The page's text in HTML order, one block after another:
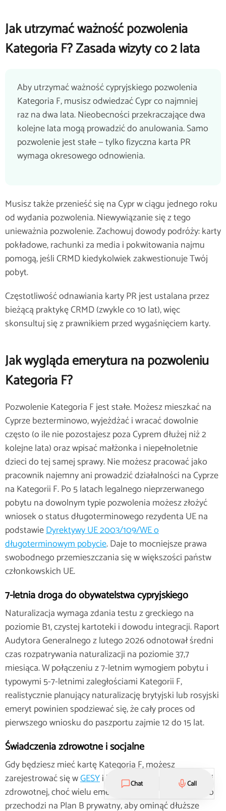
Jak utrzymać ważność pozwolenia
Kategoria F? Zasada wizyty co 2 lata
Aby utrzymać ważność cypryjskiego pozwolenia
Kategoria F, musisz odwiedzać Cypr co najmniej
raz na dwa lata. Nieobecności przekraczające dwa
kolejne lata mogą prowadzić do anulowania. Samo
pozwolenie jest stałe — tylko fizyczna karta PR
wymaga okresowego odnowienia.
Musisz także przenieść się na Cypr w ciągu jednego roku
od wydania pozwolenia. Niewywiązanie się z tego
unieważnia pozwolenie. Zachowuj dowody podróży: karty
pokładowe, rachunki za media i pokwitowania najmu
pomogą, jeśli CRMD kiedykolwiek zakwestionuje Twój
pobyt.
Częstotliwość odnawiania karty PR jest ustalana przez
bieżącą praktykę CRMD (zwykle co 10 lat), więc
skonsultuj się z prawnikiem przed wygaśnięciem karty.
Jak wygląda emerytura na pozwoleniu
Kategoria F?
Pozwolenie Kategoria F jest stałe. Możesz mieszkać na
Cyprze bezterminowo, wyjeżdżać i wracać dowolnie
często (o ile nie pozostajesz poza Cyprem dłużej niż 2
kolejne lata) oraz wpisać małżonka i niepełnoletnie
dzieci do tej samej sprawy. Nie możesz pracować jako
pracownik najemny ani prowadzić działalności na Cyprze
na Kategorii F. Po 5 latach legalnego nieprzerwanego
pobytu na dowolnym typie pozwolenia możesz złożyć
wniosek o status długoterminowego rezydenta UE na
podstawieDyrektywy UE 2003/109/WE o
długoterminowym pobycie. Daje to mocniejsze prawa
swobodnego przemieszczania się w większości państw
członkowskich UE.
7-letnia droga do obywatelstwa cypryjskiego
Naturalizacja wymaga zdania testu z greckiego na
poziomie B1, czystej kartoteki i dowodu integracji. Raport
Audytora Generalnego z lutego 2026 odnotował średni
czas rozpatrywania naturalizacji na poziomie 37,7
miesiąca. W połączeniu z 7-letnim wymogiem pobytu i
typowymi 5-7-letnimi zaległościami Kategorii F,
realistycznie planujący naturalizację brytyjski lub rosyjski
emeryt powinien spodziewać się, że cały proces od
pierwszego wniosku do paszportu zajmie 12 do 15 lat.
Świadczenia zdrowotne i socjalne
Gdy będziesz mieć kartę Kategoria F, możesz
zarejestrować się wGESYi korzystać z publicznej opieki
zdrowotnej, choć wielu emerytów zachowuje Plan A lub
przechodzi na Plan B prywatny, aby ominąć dłuższe
Chat Call